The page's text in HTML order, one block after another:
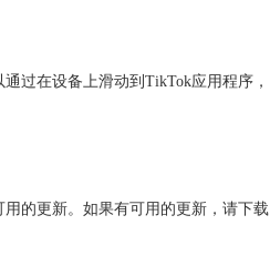
过在设备上滑动到TikTok应用程序，
的更新。如果有可用的更新，请下载